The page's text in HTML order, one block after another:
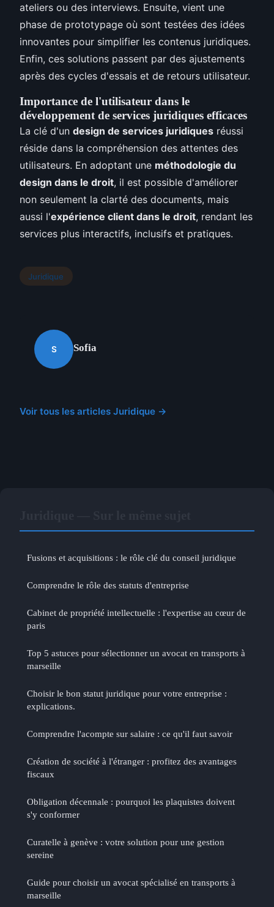
ateliers ou des interviews. Ensuite, vient une
phase de prototypage où sont testées des idées
innovantes pour simplifier les contenus juridiques.
Enfin, ces solutions passent par des ajustements
après des cycles d'essais et de retours utilisateur.
Importance de l'utilisateur dans le
développement de services juridiques efficaces
La clé d'un design de services juridiques réussi
réside dans la compréhension des attentes des
utilisateurs. En adoptant une méthodologie du
design dans le droit, il est possible d'améliorer
non seulement la clarté des documents, mais
aussi l'expérience client dans le droit, rendant les
services plus interactifs, inclusifs et pratiques.
Juridique
S Sofia
Voir tous les articles Juridique →
Fusions et acquisitions : le rôle clé du conseil juridique
Comprendre le rôle des statuts d'entreprise
Cabinet de propriété intellectuelle : l'expertise au cœur de
paris
Top 5 astuces pour sélectionner un avocat en transports à
marseille
Choisir le bon statut juridique pour votre entreprise :
explications.
Comprendre l'acompte sur salaire : ce qu'il faut savoir
Création de société à l'étranger : profitez des avantages
fiscaux
Obligation décennale : pourquoi les plaquistes doivent
s'y conformer
Curatelle à genève : votre solution pour une gestion
sereine
Guide pour choisir un avocat spécialisé en transports à
marseille